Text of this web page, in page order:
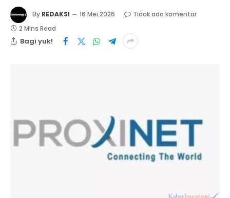
By REDAKSI 16 Mei 2026
Tidak ada komentar
2 Mins Read
Bagi yuk!